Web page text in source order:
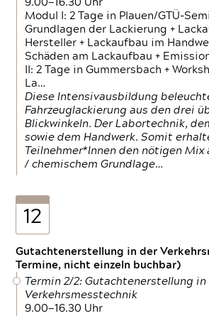
9.00—16.30 Uhr
Modul I: 2 Tage in Plauen/GTÜ-
Grundlagen der Lackierung +
Hersteller + Lackaufbau im
Schäden am Lackaufbau +
II: 2 Tage in Gummersbach +
La…
Diese Intensivausbildung
Fahrzeuglackierung aus den drei
Blickwinkeln. Der Labortechnik,
sowie dem Handwerk. Somit
Teilnehmer*Innen den nötigen Mix
/ chemischem Grundlage…
12
Gutachtenerstellung in der
Termine, nicht einzeln buchbar)
Termin 2/2: Gutachtenerstellung in
Verkehrsmesstechnik
9.00—16.30 Uhr